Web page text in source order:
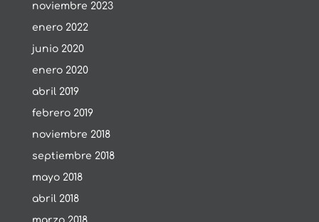
noviembre 2023
enero 2022
junio 2020
enero 2020
abril 2019
febrero 2019
noviembre 2018
septiembre 2018
mayo 2018
abril 2018